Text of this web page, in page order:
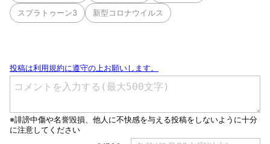
スプラトゥーン3 新型コロナウイルス